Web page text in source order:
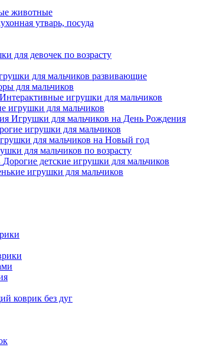
животные
утварь, посуда
для девочек по возрасту
для мальчиков развивающие
для мальчиков
Интерактивные игрушки для мальчиков
игрушки для мальчиков
Игрушки для мальчиков на День Рождения
игрушки для мальчиков
для мальчиков на Новый год
для мальчиков по возрасту
Дорогие детские игрушки для мальчиков
игрушки для мальчиков
коврик без дуг